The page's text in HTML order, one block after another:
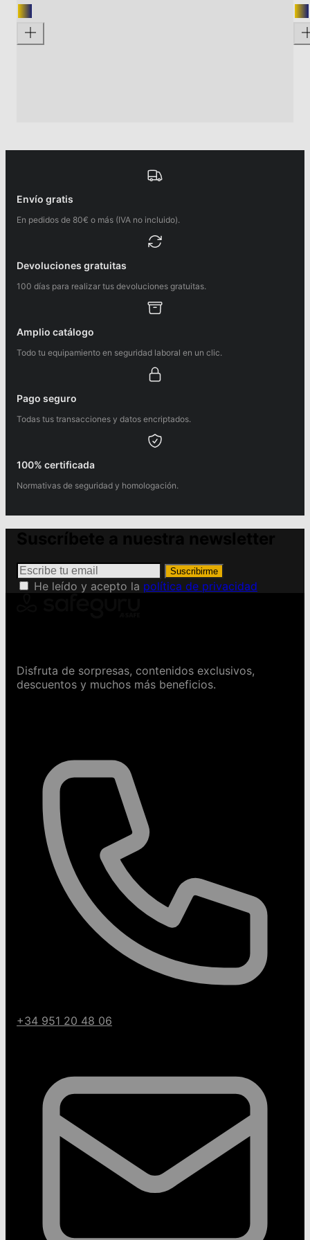
Envío gratis
En pedidos de 80€ o más (IVA no incluido).
Devoluciones gratuitas
100 días para realizar tus devoluciones gratuitas.
Amplio catálogo
Todo tu equipamiento en seguridad laboral en un clic.
Pago seguro
Todas tus transacciones y datos encriptados.
100% certificada
Normativas de seguridad y homologación.
Suscribirme
He leído y acepto la política de privacidad
Disfruta de sorpresas, contenidos exclusivos,
descuentos y muchos más beneficios.
+34 951 20 48 06